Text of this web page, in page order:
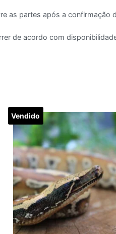
as partes após a confirmação
de acordo com
Vendido